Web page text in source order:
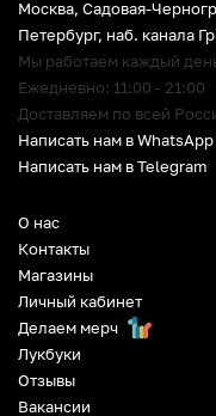
О нас
Контакты
Магазины
Личный кабинет
Делаем мерч
Лукбуки
Отзывы
Вакансии
Москва, Садовая-
Петербург, наб. канала
Мы работаем каждый
Ежедневно: 11:00 - 21:00
Доставляем по всей
Написать нам в WhatsApp
Написать нам в Telegram